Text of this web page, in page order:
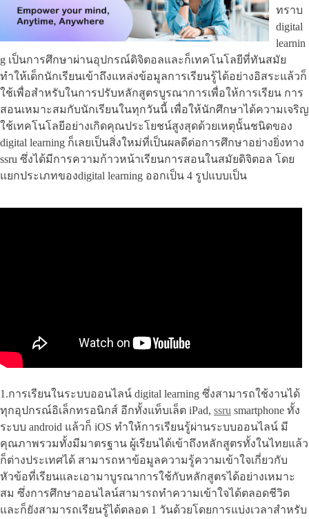
ทราบ
digital
learnin
g เป็นการศึกษาผ่านอุปกรณ์ดิจิตอลและก็เทคโนโลยีที่ทันสมัย
ทำให้เด็กนักเรียนเข้าถึงแหล่งข้อมูลการเรียนรู้ได้อย่างอิสระแล้วก็
ใช้เพื่อสำหรับในการปรับหลักสูตรบูรณาการเพื่อให้การเรียน การ
สอนเหมาะสมกับนักเรียนในทุกวันนี้ เพื่อให้นักศึกษาได้ความเจริญ
ใช้เทคโนโลยีอย่างเกิดคุณประโยชน์สูงสุดด้วยเหตุนั้นชนิดของ
digital learning ก็เลยเป็นสิ่งใหม่ที่เป็นผลดีต่อการศึกษาอย่างยิ่งทาง
ssru ซึ่งได้มีการความก้าวหน้าเรียนการสอนในสมัยดิจิตอล โดย
แยกประเภทของdigital learning ออกเป็น 4 รูปแบบเป็น
1.การเรียนในระบบออนไลน์ digital learning ซึ่งสามารถใช้งานได้
ทุกอุปกรณ์อิเล็กทรอนิกส์ อีกทั้งแท็บเล็ต iPad, ssru smartphone ทั้ง
ระบบ android แล้วก็ iOS ทำให้การเรียนรู้ผ่านระบบออนไลน์ มี
คุณภาพรวมทั้งมีมาตรฐาน ผู้เรียนได้เข้าถึงหลักสูตรทั้งในไทยแล้ว
ก็ต่างประเทศได้ สามารถหาข้อมูลความรู้ความเข้าใจเกี่ยวกับ
หัวข้อที่เรียนและเอามาบูรณาการใช้กับหลักสูตรได้อย่างเหมาะ
สม ซึ่งการศึกษาออนไลน์สามารถทำความเข้าใจได้ตลอดชีวิต
และก็ยังสามารถเรียนรู้ได้ตลอด 1 วันด้วยโดยการแบ่งเวลาสำหรับ